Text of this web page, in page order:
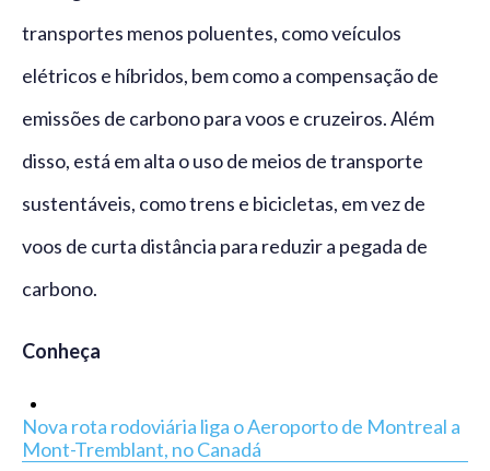
transportes menos poluentes, como veículos
elétricos e híbridos, bem como a compensação de
emissões de carbono para voos e cruzeiros. Além
disso, está em alta o uso de meios de transporte
sustentáveis, como trens e bicicletas, em vez de
voos de curta distância para reduzir a pegada de
carbono.
Conheça
Nova rota rodoviária liga o Aeroporto de Montreal a
Mont-Tremblant, no Canadá